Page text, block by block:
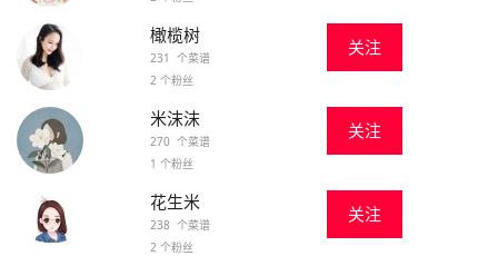
橄榄树
231 个菜谱
2 个粉丝
关注
米沫沫
270 个菜谱
1 个粉丝
关注
花生米
238 个菜谱
2 个粉丝
关注